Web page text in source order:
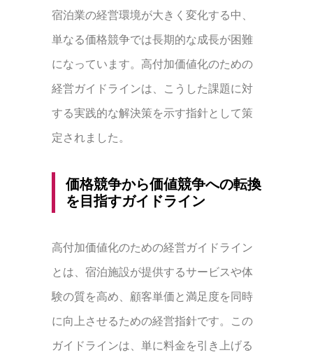
宿泊業の経営環境が大きく変化する中、
単なる価格競争では長期的な成長が困難
になっています。高付加価値化のための
経営ガイドラインは、こうした課題に対
する実践的な解決策を示す指針として策
定されました。
価格競争から価値競争への転換
を目指すガイドライン
高付加価値化のための経営ガイドライン
とは、宿泊施設が提供するサービスや体
験の質を高め、顧客単価と満足度を同時
に向上させるための経営指針です。この
ガイドラインは、単に料金を引き上げる